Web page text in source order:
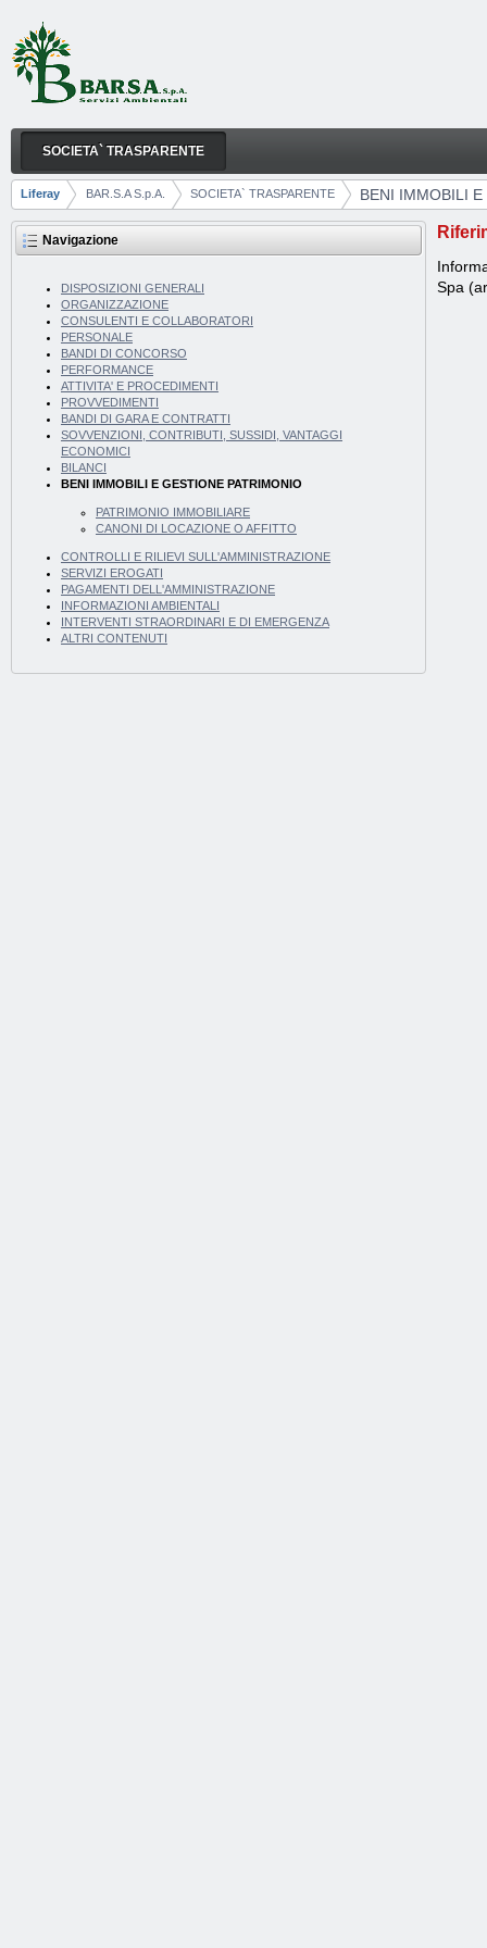
Salta al contenuto
BENI IMMOBILI E GESTIONE PATRIMONIO
Navigazione
SOCIETA` TRASPARENTE
Breadcrumb
Liferay BAR.S.A S.p.A. SOCIETA` TRASPARENTE BENI IMMOBILI
Navigazione
DISPOSIZIONI GENERALI
ORGANIZZAZIONE
CONSULENTI E COLLABORATORI
PERSONALE
BANDI DI CONCORSO
PERFORMANCE
ATTIVITA' E PROCEDIMENTI
PROVVEDIMENTI
BANDI DI GARA E CONTRATTI
SOVVENZIONI, CONTRIBUTI, SUSSIDI, VANTAGGI
ECONOMICI
BILANCI
BENI IMMOBILI E GESTIONE PATRIMONIO
PATRIMONIO IMMOBILIARE
CANONI DI LOCAZIONE O AFFITTO
CONTROLLI E RILIEVI SULL'AMMINISTRAZIONE
SERVIZI EROGATI
PAGAMENTI DELL'AMMINISTRAZIONE
INFORMAZIONI AMBIENTALI
INTERVENTI STRAORDINARI E DI EMERGENZA
ALTRI CONTENUTI
Spa